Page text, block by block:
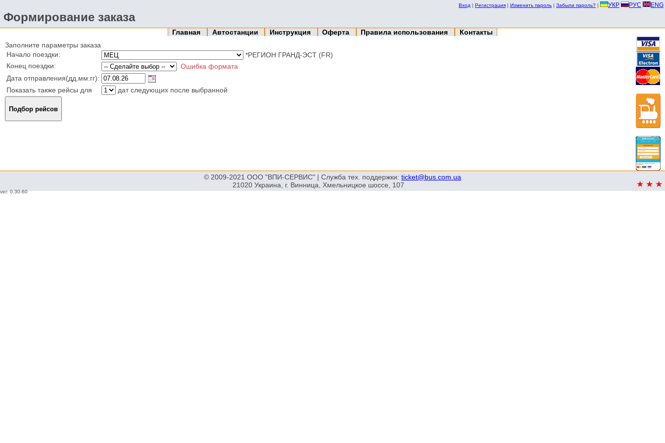
Вход | Регистрация | Изменить пароль | Забыли пароль? | УКР РУС ENG
Формирование заказа
Главная Автостанции Инструкция Оферта Правила использования
Контакты
Заполните параметры заказа
Начало поездки:
*РЕГИОН ГРАНД-ЭСТ (FR)
Конец поездки:
Ошибка формата
Дата отправления(дд.мм.гг):
Показать также рейсы для
дат следующих после выбранной
© 2009-2021 ООО "ВПИ-СЕРВИС" | Служба тех. поддержки: ticket@bus.com.ua
21020 Украина, г. Винница, Хмельницкое шоссе, 107
ver: 0.30-60